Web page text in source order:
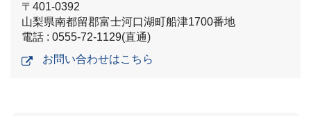
〒401-0392
山梨県南都留郡富士河口湖町船津1700番地
電話 : 0555-72-1129(直通)
お問い合わせはこちら